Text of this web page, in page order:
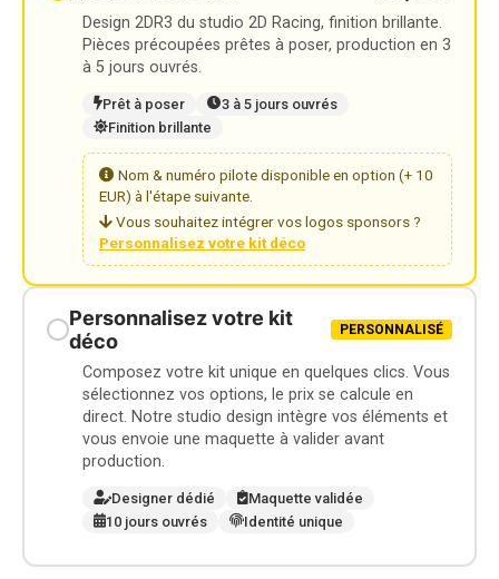
Design 2DR3 du studio 2D Racing, finition brillante.
Pièces précoupées prêtes à poser, production en 3
à 5 jours ouvrés.
Prêt à poser
3 à 5 jours ouvrés
Finition brillante
Nom & numéro pilote disponible en option (+ 10
EUR) à l'étape suivante.
Vous souhaitez intégrer vos logos sponsors ?
Personnalisez votre kit déco
Personnalisez votre kit
déco
PERSONNALISÉ
Composez votre kit unique en quelques clics. Vous
sélectionnez vos options, le prix se calcule en
direct. Notre studio design intègre vos éléments et
vous envoie une maquette à valider avant
production.
Designer dédié
Maquette validée
10 jours ouvrés
Identité unique